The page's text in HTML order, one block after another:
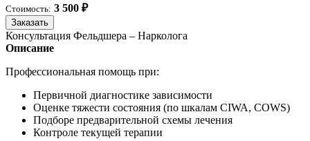
Стоимость: 3 500 ₽
Заказать
Консультация Фельдшера – Нарколога
Описание
Профессиональная помощь при:
Первичной диагностике зависимости
Оценке тяжести состояния (по шкалам CIWA, COWS)
Подборе предварительной схемы лечения
Контроле текущей терапии